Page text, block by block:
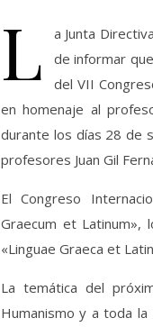
L
a Junta
de informar
del VII
en homenaje al
durante los días 28 de
profesores Juan Gil
El Congreso
Graecum et Latinum»,
«Linguae Graeca et
La temática del
Humanismo y a toda la